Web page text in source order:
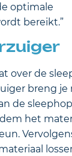
optimale
bereikt.”
over de
breng je
de
het